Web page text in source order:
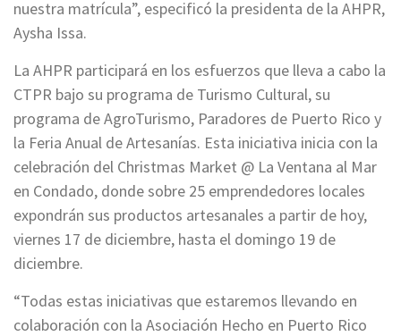
nuestra matrícula”, especificó la presidenta de la AHPR,
Aysha Issa.
La AHPR participará en los esfuerzos que lleva a cabo la
CTPR bajo su programa de Turismo Cultural, su
programa de AgroTurismo, Paradores de Puerto Rico y
la Feria Anual de Artesanías. Esta iniciativa inicia con la
celebración del Christmas Market @ La Ventana al Mar
en Condado, donde sobre 25 emprendedores locales
expondrán sus productos artesanales a partir de hoy,
viernes 17 de diciembre, hasta el domingo 19 de
diciembre.
“Todas estas iniciativas que estaremos llevando en
colaboración con la Asociación Hecho en Puerto Rico